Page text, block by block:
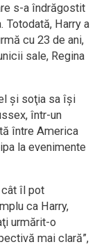
s-a îndrăgostit
Harry a
cu 23 de ani,
sale, Regina
şi soţia sa îşi
într-un
între America
la evenimente
cât îl pot
ca Harry,
urmărit-o
mai clară”,